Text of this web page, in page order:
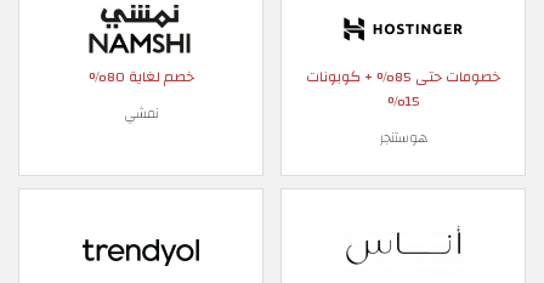
خصومات حتى 85% + كوبونات
15%
هوستنجر
خصم لغاية 80%
نمشي